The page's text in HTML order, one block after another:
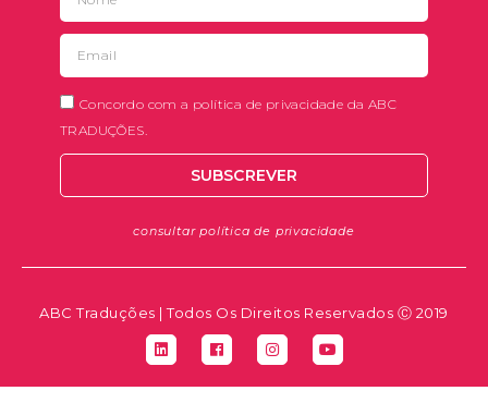
Concordo com a política de privacidade da ABC
TRADUÇÕES.
SUBSCREVER
consultar política de privacidade
ABC Traduções | Todos Os Direitos Reservados Ⓒ 2019